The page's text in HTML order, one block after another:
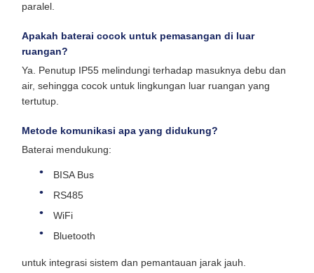
paralel.
Apakah baterai cocok untuk pemasangan di luar
ruangan?
Ya. Penutup IP55 melindungi terhadap masuknya debu dan
air, sehingga cocok untuk lingkungan luar ruangan yang
tertutup.
Metode komunikasi apa yang didukung?
Baterai mendukung:
BISA Bus
RS485
WiFi
Bluetooth
untuk integrasi sistem dan pemantauan jarak jauh.